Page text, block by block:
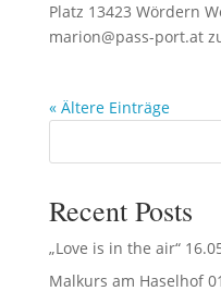
Platz 13423 Wördern
marion@pass-port.at
« Ältere Einträge
Recent Posts
„Love is in the air“
Malkurs am Haselhof